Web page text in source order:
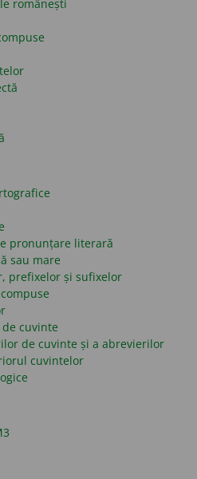
românești
pronunțare literară
sau mare
prefixelor și sufixelor
cuvinte
de cuvinte și a abrevierilor
cuvintelor